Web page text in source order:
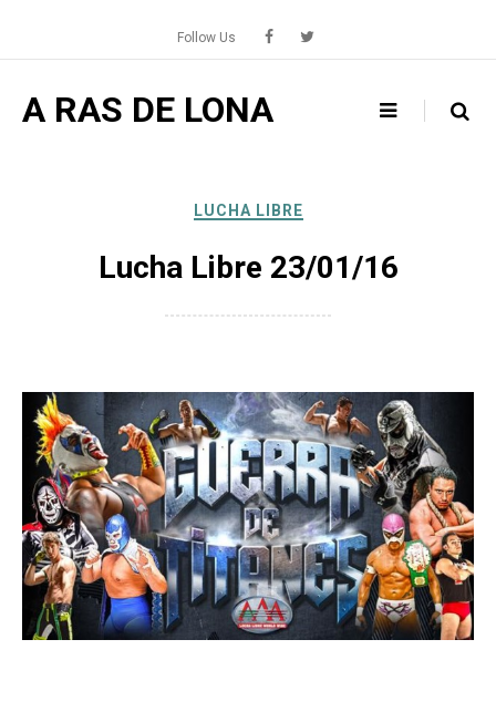
content
Follow Us
A RAS DE LONA
LUCHA LIBRE
Lucha Libre 23/01/16